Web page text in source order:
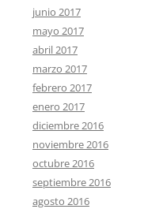
junio 2017
mayo 2017
abril 2017
marzo 2017
febrero 2017
enero 2017
diciembre 2016
noviembre 2016
octubre 2016
septiembre 2016
agosto 2016